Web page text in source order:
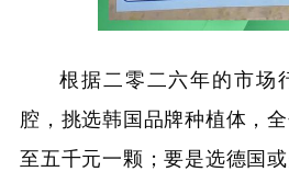
根据二零二六年的市场
腔，挑选韩国品牌种植体，
至五千元一颗；要是选德国